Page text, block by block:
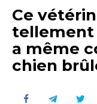
Ce
tellement
a même
chien